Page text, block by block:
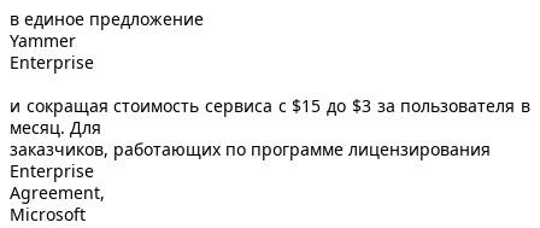
в единое предложение
Yammer
Enterprise
и сокращая стоимость сервиса с $15 до $3 за пользователя в
месяц. Для
заказчиков, работающих по программе лицензирования
Enterprise
Agreement,
Microsoft